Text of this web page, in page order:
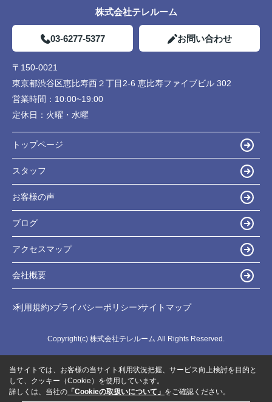
株式会社テレルーム
03-6277-5377 お問い合わせ
〒150-0021
東京都渋谷区恵比寿西２丁目2-6 恵比寿ファイブビル 302
営業時間： 10:00~19:00
定休日： 火曜・水曜
トップページ
スタッフ
お客様の声
ブログ
アクセスマップ
会社概要
利用規約 プライバシーポリシー サイトマップ
Copyright(c) 株式会社テレルーム All Rights Reserved.
当サイトでは、お客様の当サイト利用状況把握、サービス向上検討を目的と
して、クッキー（Cookie）を使用しています。
詳しくは、当社の 「Cookieの取扱いについて」 をご確認ください。